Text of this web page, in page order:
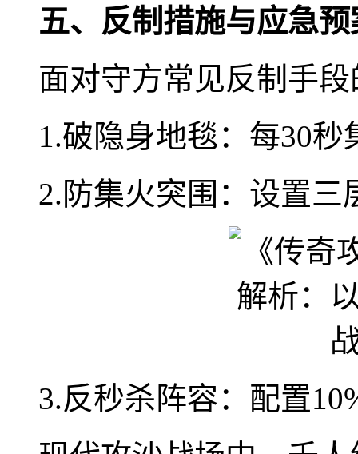
五、反制措施与应急预
面对守方常见反制手
1.破隐身地毯：每30
2.防集火突围：设置三
3.反秒杀阵容：配置